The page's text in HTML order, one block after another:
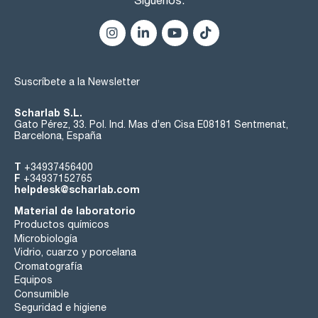
Suscríbete a la Newsletter
Scharlab S.L.
Gato Pérez, 33. Pol. Ind. Mas d’en Cisa E08181 Sentmenat,
Barcelona, España
T +34937456400
F +34937152765
helpdesk@scharlab.com
Material de laboratorio
Productos químicos
Microbiología
Vidrio, cuarzo y porcelana
Cromatografía
Equipos
Consumible
Seguridad e higiene